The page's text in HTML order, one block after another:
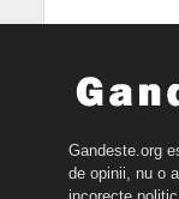
Gandeste.org
de opinii, nu o